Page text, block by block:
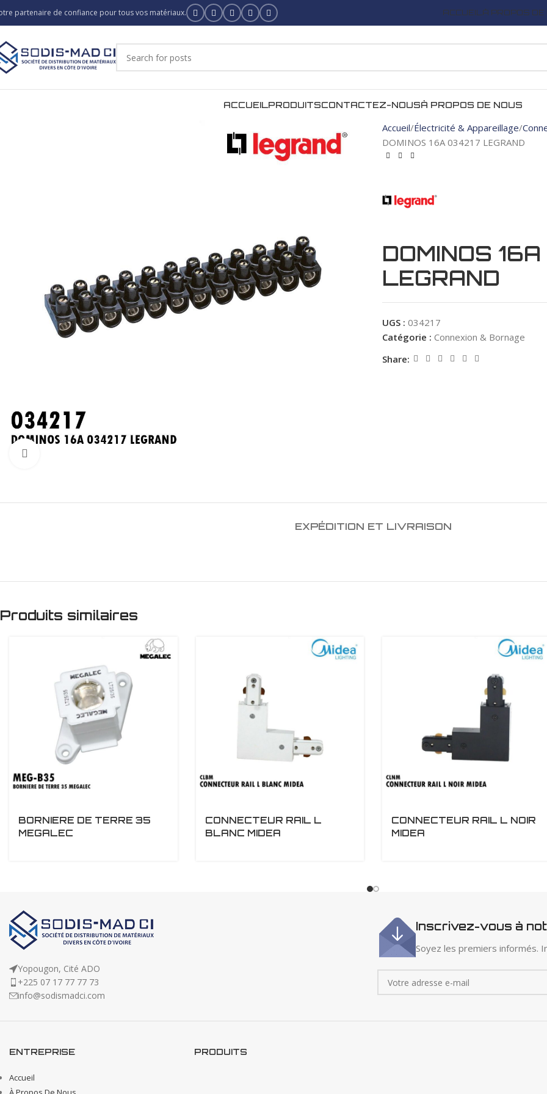
partenaire de confiance pour tous vos matériaux. ACCUEILÀ PROPOS DE
ACCUEILPRODUITSCONTACTEZ-NOUSÀ PROPOS DE NOUS
Accueil Électricité & Appareillage
DOMINOS 16A 034217 LEGRAND
DOMINOS
LEGRAND
UGS : 034217
Catégorie : Connexion & Bornage
Share:
EXPÉDITION ET LIVRAISON
Produits similaires
BORNIERE DE TERRE 35
MEGALEC
CONNECTEUR RAIL L
BLANC MIDEA
CONNECTEUR RAIL L NOIR
MIDEA
Yopougon, Cité ADO
+225 07 17 77 77 73
info@sodismadci.com
Inscrivez-vous à
Soyez les premiers informés.
ENTREPRISE
Accueil
PRODUITS